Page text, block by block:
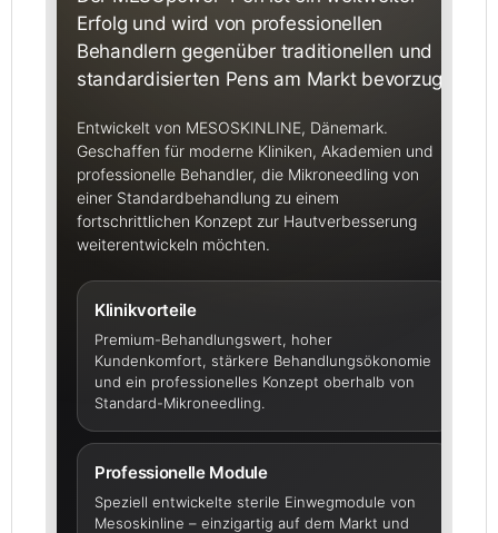
Erfolg und wird von professionellen
Behandlern gegenüber traditionellen und
standardisierten Pens am Markt bevorzugt.
Entwickelt von MESOSKINLINE, Dänemark.
Geschaffen für moderne Kliniken, Akademien und
professionelle Behandler, die Mikroneedling von
einer Standardbehandlung zu einem
fortschrittlichen Konzept zur Hautverbesserung
weiterentwickeln möchten.
Klinikvorteile
Premium-Behandlungswert, hoher
Kundenkomfort, stärkere Behandlungsökonomie
und ein professionelles Konzept oberhalb von
Standard-Mikroneedling.
Professionelle Module
Speziell entwickelte sterile Einwegmodule von
Mesoskinline – einzigartig auf dem Markt und